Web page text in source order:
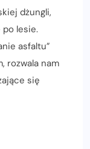
dżungli,
lesie.
asfaltu”
rozwala nam
się